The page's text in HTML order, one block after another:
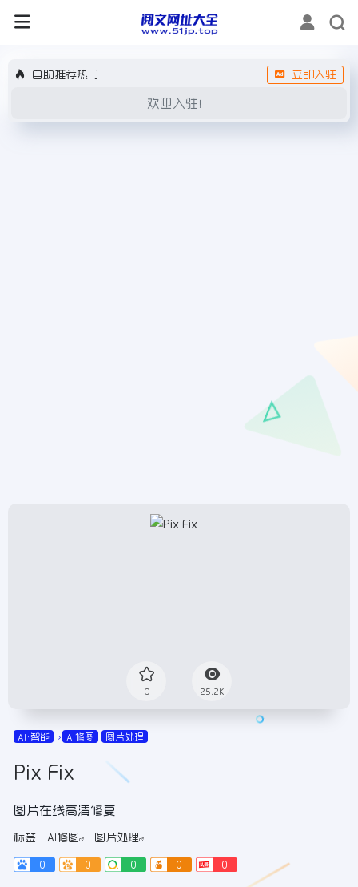
自助推荐热门 立即入驻
欢迎入驻！
0 25.2K
AI•智能 AI修图 图片处理
Pix Fix
图片在线高清修复
标签： AI修图 图片处理
0 0 0 0 0